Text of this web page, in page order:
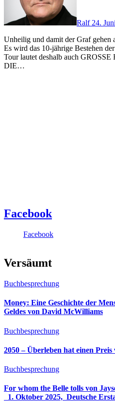
Ralf24.
Unheilig und damit der Graf gehen auf große Jubiläums-Tournee.
Es wird das 10-jährige Bestehen
Tour lautet deshalb auch
DIE…
Facebook
Facebook
Versäumt
Buchbesprechung
Money: Eine Geschichte der
Geldes von David McWilliams
Buchbesprechung
2050 – Überleben hat einen
Buchbesprechung
For whom the Belle tolls von
1. Oktober 2025, ‎ Deutsche